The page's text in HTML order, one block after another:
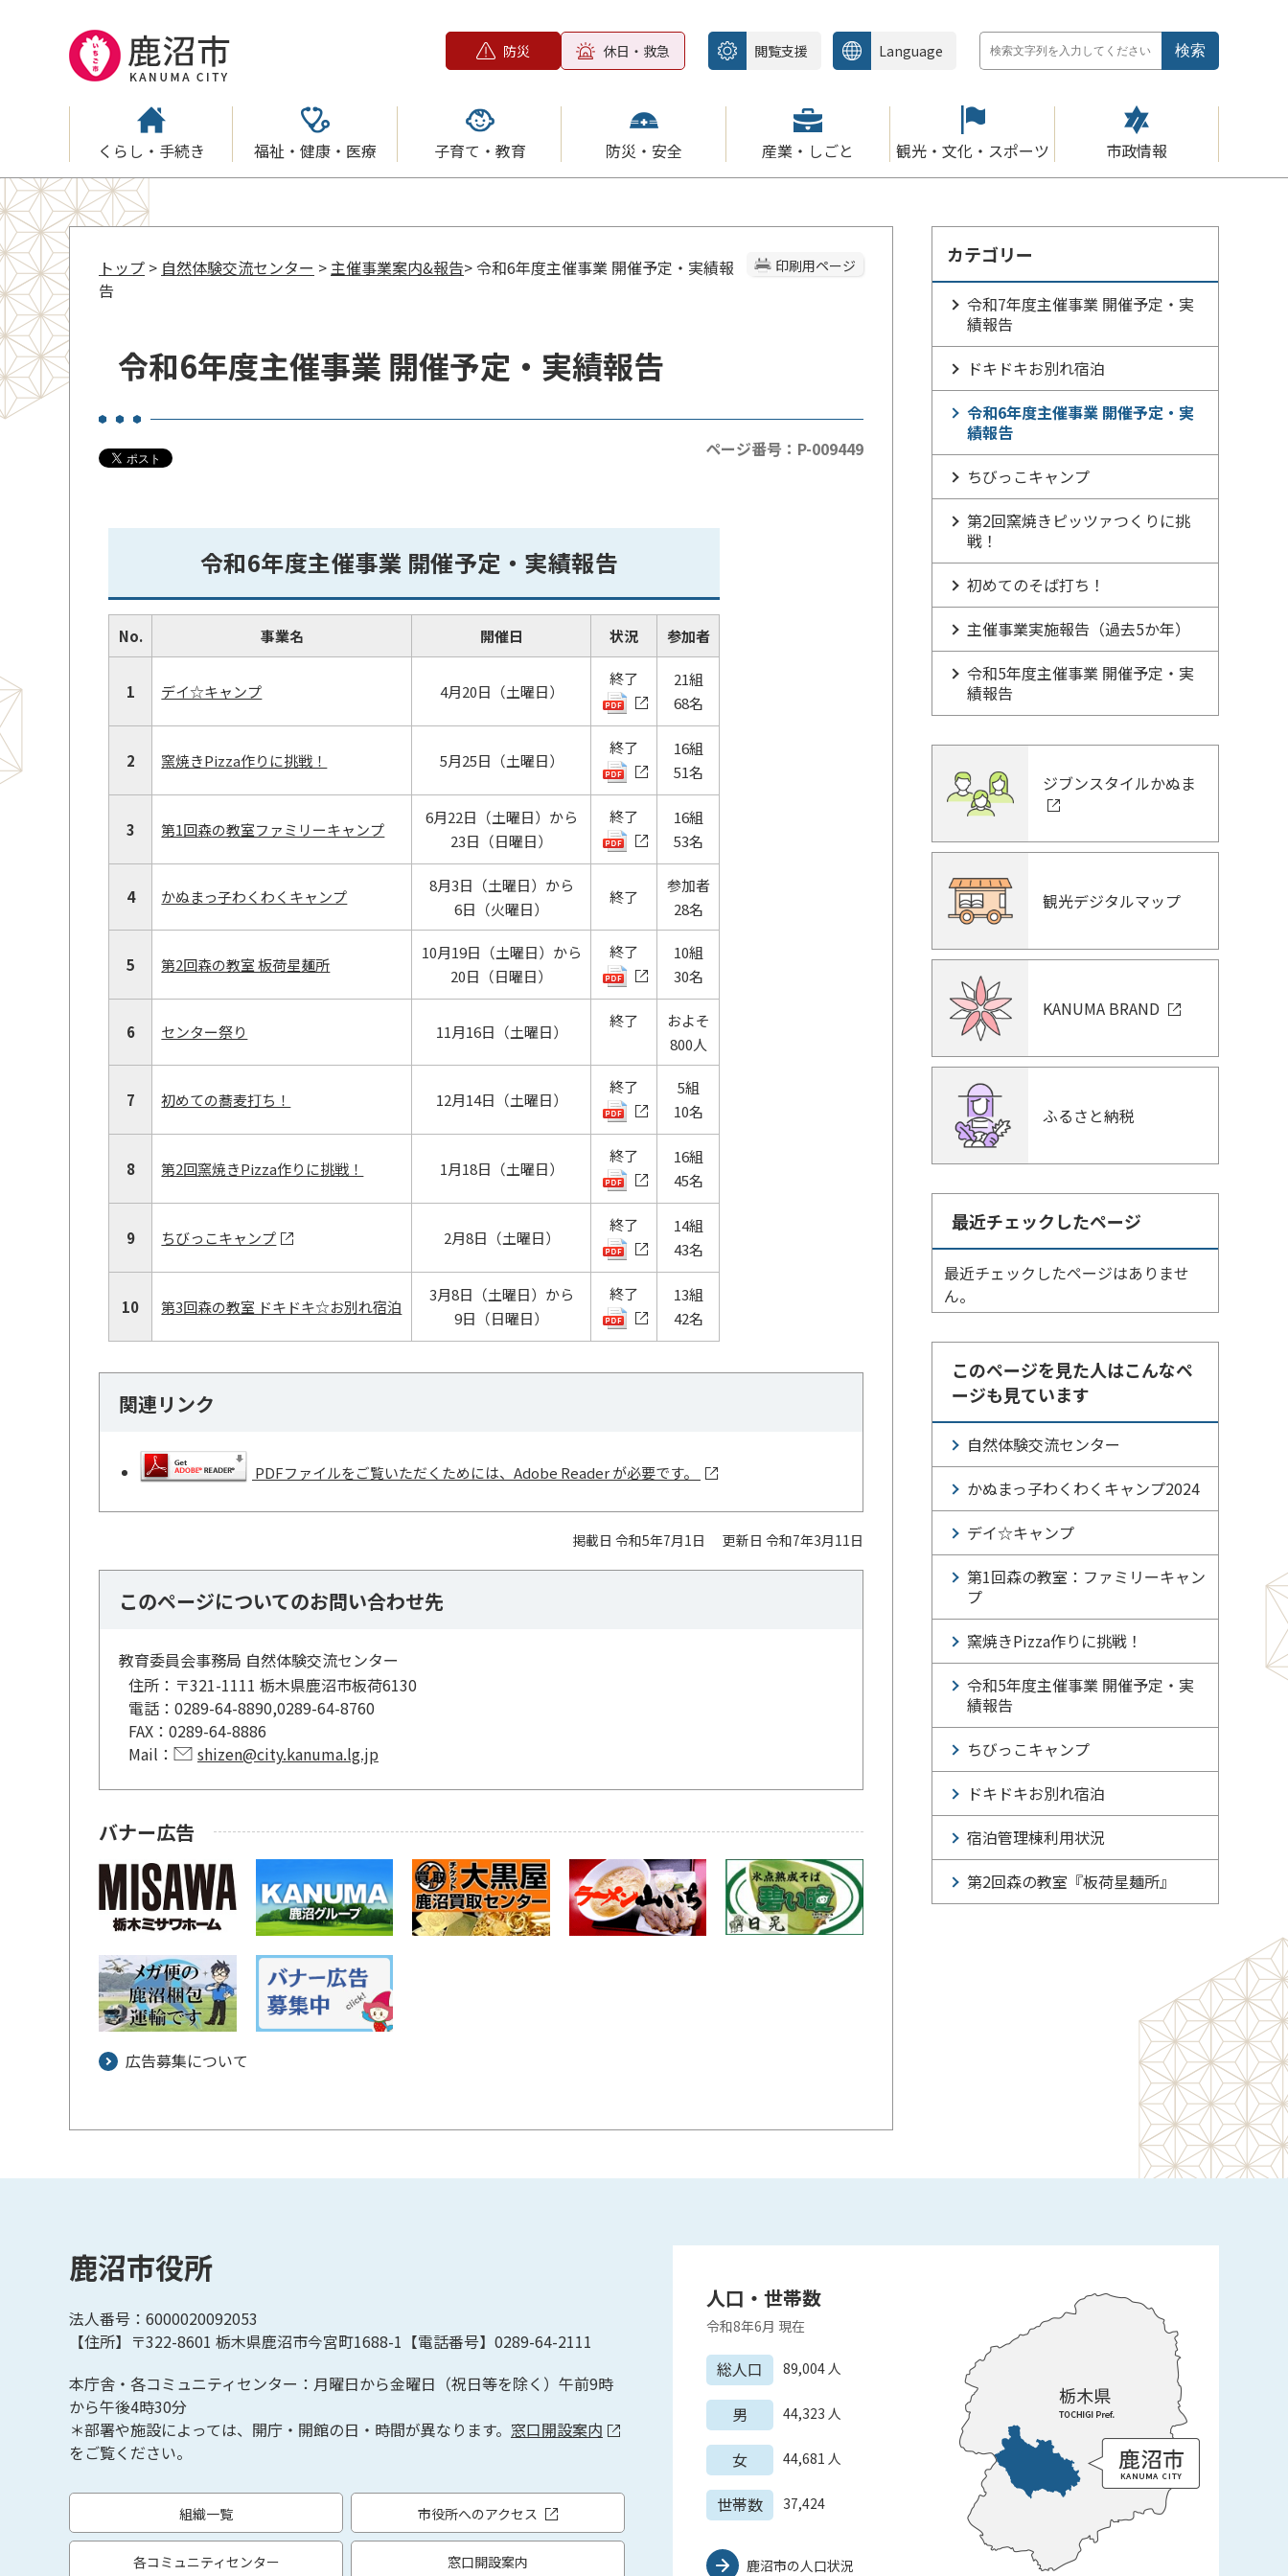
防災 休日・救急 閲覧支援 Language
くらし・手続き 福祉・健康・医療 子育て・教育 防災・安全 産業・しごと 観光・文化・スポーツ 市政情報
印刷用ページ
トップ > 自然体験交流センター >主催事業案内&報告> 令和6年度主催事業 開催予定・実績報
告
令和6年度主催事業 開催予定・実績報告
ページ番号：P-009449
令和6年度主催事業 開催予定・実績報告
No. 事業名 開催日 状況 参加者
1 デイ☆キャンプ 4月20日（土曜日）
終了
21組
68名
2 窯焼きPizza作りに挑戦！ 5月25日（土曜日）
終了
16組
51名
3 第1回森の教室ファミリーキャンプ
6月22日（土曜日）から
23日（日曜日）
終了
16組
53名
4 かぬまっ子わくわくキャンプ
8月3日（土曜日）から
6日（火曜日）
終了
参加者
28名
5 第2回森の教室 板荷星麺所
10月19日（土曜日）から
20日（日曜日）
終了
10組
30名
6 センター祭り 11月16日（土曜日）
終了
およそ
800人
7 初めての蕎麦打ち！ 12月14日（土曜日）
終了
5組
10名
8 第2回窯焼きPizza作りに挑戦！ 1月18日（土曜日）
終了
16組
45名
9 ちびっこキャンプ 2月8日（土曜日）
終了
14組
43名
10 第3回森の教室 ドキドキ☆お別れ宿泊
3月8日（土曜日）から
9日（日曜日）
終了
13組
42名
関連リンク
PDFファイルをご覧いただくためには、Adobe Reader が必要です。
掲載日 令和5年7月1日 更新日 令和7年3月11日
このページについてのお問い合わせ先
教育委員会事務局 自然体験交流センター
住所： 〒321-1111 栃木県鹿沼市板荷6130
電話： 0289-64-8890,0289-64-8760
FAX： 0289-64-8886
Mail：
shizen@city.kanuma.lg.jp
バナー広告
広告募集について
カテゴリー
令和7年度主催事業 開催予定・実
績報告
ドキドキお別れ宿泊
令和6年度主催事業 開催予定・実
績報告
ちびっこキャンプ
第2回窯焼きピッツァつくりに挑
戦！
初めてのそば打ち！
主催事業実施報告（過去5か年）
令和5年度主催事業 開催予定・実
績報告
ジブンスタイルかぬま
観光デジタルマップ
KANUMA BRAND
ふるさと納税
最近チェックしたページ
最近チェックしたページはありませ
ん。
このページを見た人はこんなペ
ージも見ています
自然体験交流センター
かぬまっ子わくわくキャンプ2024
デイ☆キャンプ
第1回森の教室：ファミリーキャン
プ
窯焼きPizza作りに挑戦！
令和5年度主催事業 開催予定・実
績報告
ちびっこキャンプ
ドキドキお別れ宿泊
宿泊管理棟利用状況
第2回森の教室『板荷星麺所』
鹿沼市役所
法人番号：6000020092053
【住所】〒322-8601 栃木県鹿沼市今宮町1688-1【電話番号】0289-64-2111
本庁舎・各コミュニティセンター：月曜日から金曜日（祝日等を除く）午前9時
から午後4時30分
＊部署や施設によっては、開庁・開館の日・時間が異なります。 窓口開設案内
をご覧ください。
組織一覧 市役所へのアクセス
各コミュニティセンター 窓口開設案内
人口・世帯数
令和8年6月 現在
総人口 89,004 人
男 44,323 人
女 44,681 人
世帯数 37,424
鹿沼市の人口状況